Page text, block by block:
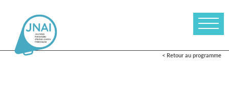
< Retour au programme